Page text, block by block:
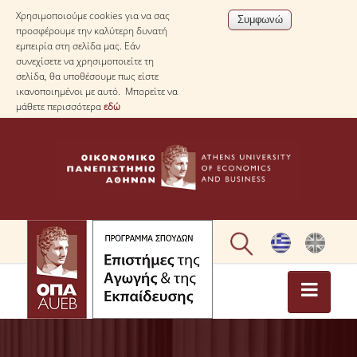
Χρησιμοποιούμε cookies για να σας
προσφέρουμε την καλύτερη δυνατή
εμπειρία στη σελίδα μας. Εάν
συνεχίσετε να χρησιμοποιείτε τη
σελίδα, θα υποθέσουμε πως είστε
ικανοποιημένοι με αυτό. Μπορείτε να
μάθετε περισσότεραεδώ
ΑΡΧΙΚΗ